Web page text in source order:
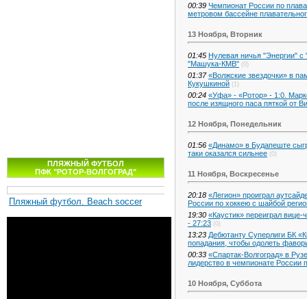
ПЛЯЖНЫЙ ФУТБОЛ
ПФК "РОТОР-ВОЛГОГРАД"
Пляжный футбол. Beach soccer
00:39 Чемпионат России по
метровом бассейне
13 Ноября, Вторник
01:45 Нулевая ничья "Энергии"
"Машука-КМВ" (0)
01:37 «Волжские звездочки» в
Кукушкиной (1)
00:24 «Уфа» - «Ротор» - 1:0.
после изящного паса пяткой от
12 Ноября, Понедельник
01:56 «Динамо» в Будапеште
таки оказался сильнее (0)
11 Ноября, Воскресенье
20:18 «Легион» проиграл
России по хоккею с шайбой
19:30 «Каустик» переиграл
- 27:23 (0)
13:23 Дебютанту Суперлиги БК
попадания, чтобы одолеть
00:33 «Спартак-Волгоград» в
лидерство в чемпионате России
10 Ноября, Суббота